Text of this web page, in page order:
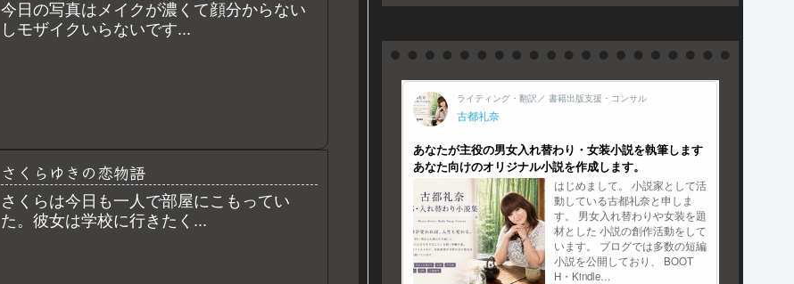
今日の写真はメイクが濃くて顔分からない
しモザイクいらないです...
さくらゆきの恋物語
さくらは今日も一人で部屋にこもってい
た。彼女は学校に行きたく...